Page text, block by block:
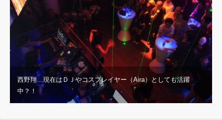
西野翔…現在はＤＪやコスプレイヤー（Aira）としても活躍
中？！